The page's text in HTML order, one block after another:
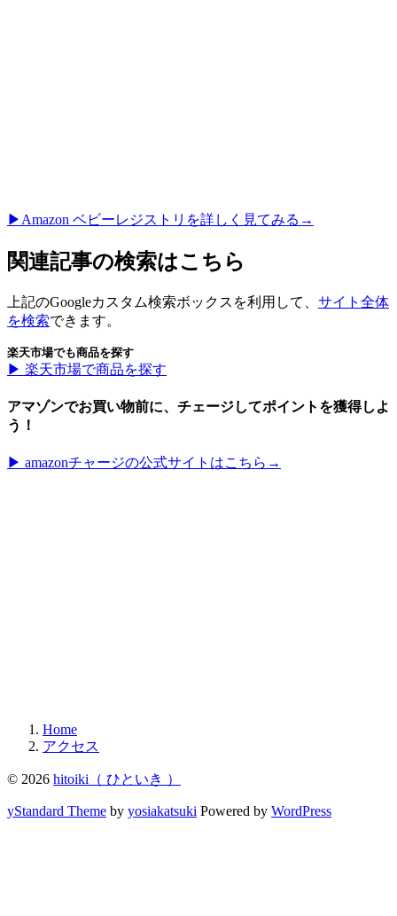
▶︎Amazon ベビーレジストリを詳しく見てみる→
関連記事の検索はこちら
上記のGoogleカスタム検索ボックスを利用して、 サイト全体
を検索できます。
楽天市場でも商品を探す
▶︎ 楽天市場で商品を探す
アマゾンでお買い物前に、チェージしてポイントを獲得しよ
う！
▶︎ amazonチャージの公式サイトはこちら→
Home
アクセス
© 2026 hitoiki（ ひといき ）
yStandard Theme by yosiakatsuki Powered by WordPress